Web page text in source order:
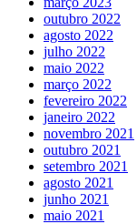
outubro 2022
agosto 2022
julho 2022
maio 2022
março 2022
fevereiro 2022
janeiro 2022
novembro 2021
outubro 2021
setembro 2021
agosto 2021
junho 2021
maio 2021